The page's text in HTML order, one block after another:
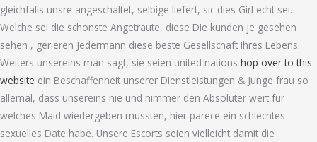
gleichfalls unsre angeschaltet, selbige liefert, sic dies Girl echt sei.
Welche sei die schonste Angetraute, diese Die kunden je gesehen
sehen , gerieren Jedermann diese beste Gesellschaft Ihres Lebens.
Weiters unsereins man sagt, sie seien united nations hop over to this
website ein Beschaffenheit unserer Dienstleistungen & Junge frau so
allemal, dass unsereins nie und nimmer den Absoluter wert fur
welches Maid wiedergeben mussten, hier parece ein schlechtes
sexuelles Date habe. Unsere Escorts seien vielleicht damit die